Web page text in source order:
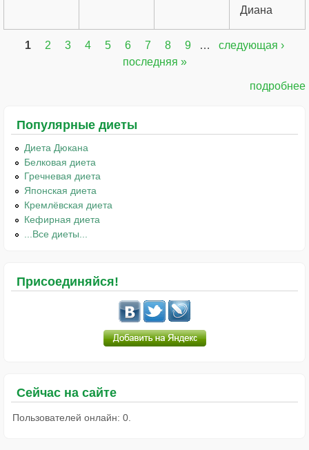
Диана
1 2 3 4 5 6 7 8 9 …
следующая ›
последняя »
подробнее
Популярные диеты
Диета Дюкана
Белковая диета
Гречневая диета
Японская диета
Кремлёвская диета
Кефирная диета
...Все диеты...
Присоединяйся!
Сейчас на сайте
Пользователей онлайн: 0.